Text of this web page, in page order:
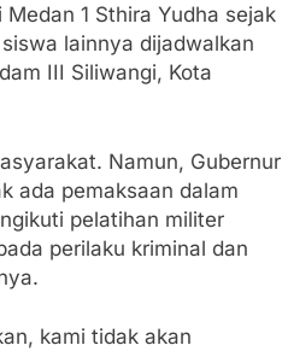
1 Sthira Yudha sejak
lainnya dijadwalkan
III Siliwangi, Kota
Namun, Gubernur
ada pemaksaan dalam
pelatihan militer
perilaku kriminal dan
kami tidak akan